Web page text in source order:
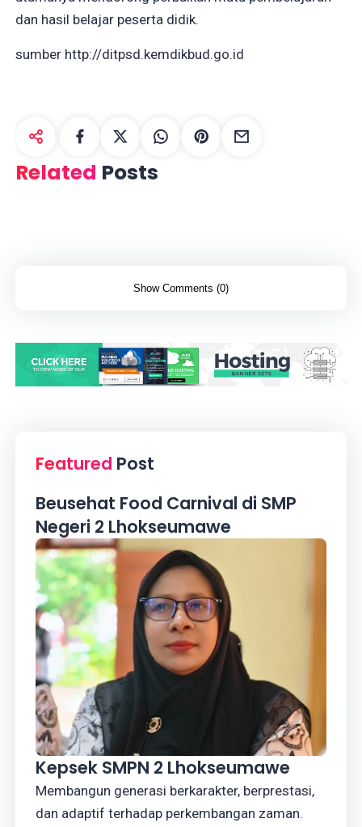
dan hasil belajar peserta didik.
sumber http://ditpsd.kemdikbud.go.id
Related Posts
Show Comments (0)
Featured Post
Beusehat Food Carnival di SMP
Negeri 2 Lhokseumawe
Kepsek SMPN 2 Lhokseumawe
Membangun generasi berkarakter, berprestasi,
dan adaptif terhadap perkembangan zaman.